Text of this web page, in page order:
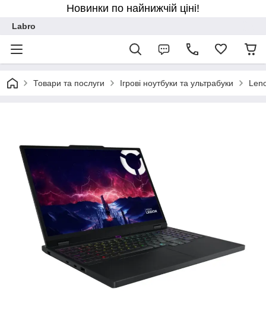
Новинки по найнижчій ціні!
Labro
Товари та послуги Ігрові ноутбуки та ультрабуки